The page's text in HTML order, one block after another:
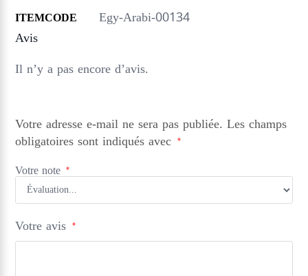
ITEMCODE
Egy-Arabi-00134
Avis
Il n’y a pas encore d’avis.
Votre adresse e-mail ne sera pas publiée. Les champs
obligatoires sont indiqués avec *
Votre note *
Votre avis *